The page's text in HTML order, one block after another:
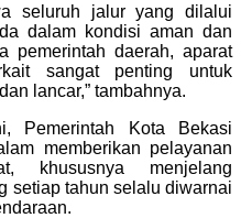
seluruh jalur yang dilalui
dalam kondisi aman dan
pemerintah daerah, aparat
sangat penting untuk
lancar,” tambahnya.
Pemerintah Kota Bekasi
memberikan pelayanan
khususnya menjelang
setiap tahun selalu diwarnai